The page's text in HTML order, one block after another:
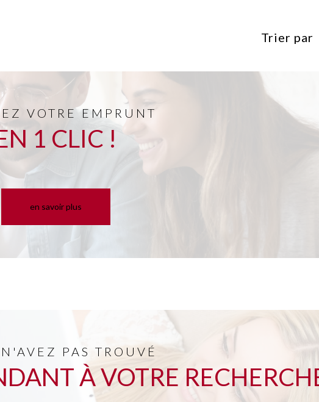
Trier par
VOTRE EMPRUNT
1 CLIC !
en savoir plus
N'AVEZ PAS TROUVÉ
À VOTRE